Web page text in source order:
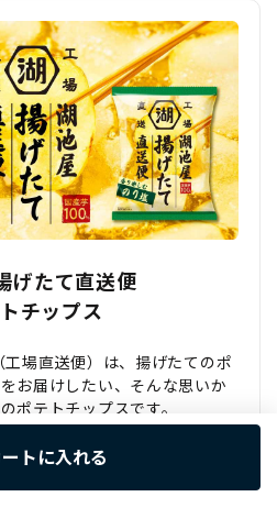
トに入れる
げたて直送便
チップス
場直送便）は、揚げたてのポ
お届けしたい、そんな思いか
ポテトチップスです。
、揚げたての状態でお届けし
油が新鮮で、じゃがいも本来